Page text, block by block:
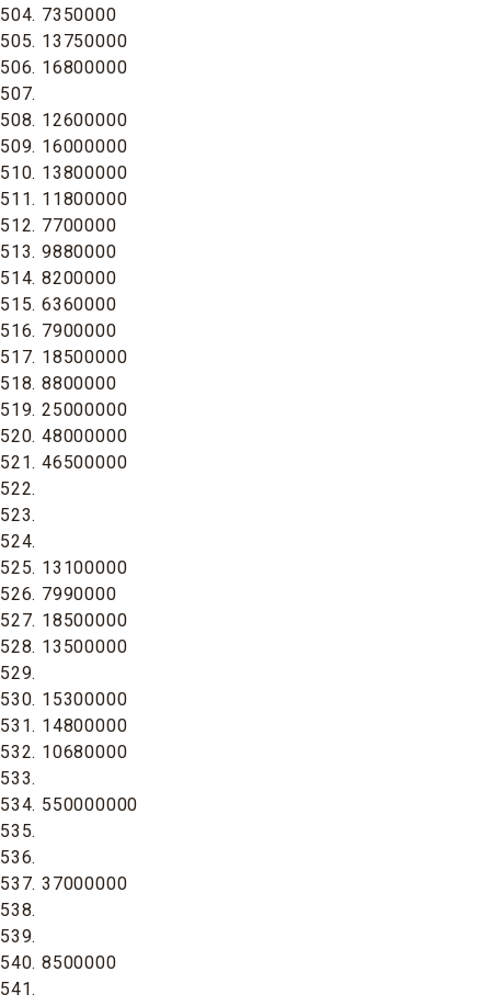
504. 7350000
505. 13750000
506. 16800000
507.
508. 12600000
509. 16000000
510. 13800000
511. 11800000
512. 7700000
513. 9880000
514. 8200000
515. 6360000
516. 7900000
517. 18500000
518. 8800000
519. 25000000
520. 48000000
521. 46500000
522.
523.
524.
525. 13100000
526. 7990000
527. 18500000
528. 13500000
529.
530. 15300000
531. 14800000
532. 10680000
533.
534. 550000000
535.
536.
537. 37000000
538.
539.
540. 8500000
541.